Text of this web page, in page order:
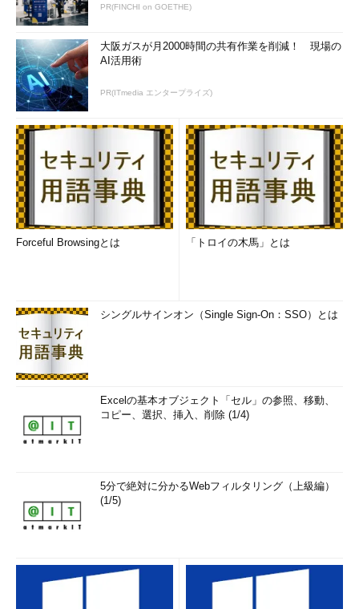
画面3ポータルではカテゴリーごとに「おすすめ」を見た
り、条件を指定して検索したりできる
その中には、Windows Server 2012の他、ビッグデータ分析用
Hadoopソリューションの「Hortonworks Data Platform」、
Developer Edition」「Oracle Database」など、マイクロソフト
と協業しているベンダーやパートナーの多岐にわたるソリューシ
ョンが用意されています。また、「すべて」タブでは、オペレー
ティングシステム（OS）、発行元（コミュニティー、パートナ
ー、Microsoft）、MSDNサブスリプション向けなどの条件で絞
り込み検索が可能です。
同じように、API Appsには、Office 365やSharePoint、ビッグ
Connector」などがあります。マイクロソフト製品だけでなく、
「Salesforce」「Facebook」「Twitter」「Dropbox」「Box」
など、他社サービス用のコネクターも用意されています。
オン（SSO）やユーザーアカウント管理を簡単に実行するための
PR(FINCHI on GOETHE)
大阪ガスが月2000時間の共有作業を削減！ 現場の
AI活用術
PR(ITmedia エンタープライズ)
Forceful Browsingとは 「トロイの木馬」とは
シングルサインオン（Single Sign-On：SSO）とは
Excelの基本オブジェクト「セル」の参照、移動、
コピー、選択、挿入、削除 (1/4)
5分で絶対に分かるWebフィルタリング（上級編）
(1/5)